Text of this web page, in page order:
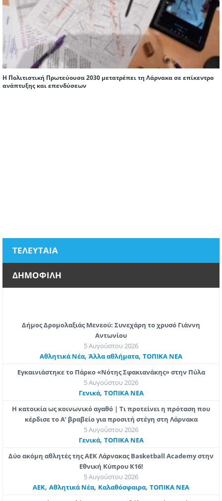
Η Πολιτιστική Πρωτεύουσα 2030 μετατρέπει τη Λάρνακα σε επίκεντρο
ανάπτυξης και επενδύσεων
ΤΕΛΕΥΤΑΙΑ
ΔΗΜΟΦΙΛΗ
Δήμος Δρομολαξιάς Μενεού: Συνεχάρη το χρυσό Γιάννη
Αντωνίου
5 Αυγούστου 2026
Αθλητικά Νέα,Άλλα αθλήματα, ΤΟΠΙΚΑ ΝΕΑ
Εγκαινιάστηκε το Πάρκο «Νότης Σφακιανάκης» στην Πύλα
5 Αυγούστου 2026
Γενικά, ΤΟΠΙΚΑ ΝΕΑ
Η κατοικία ως κοινωνικό αγαθό | Τι προτείνει η πρόταση που
κέρδισε το Α’ βραβείο για προσιτή στέγη στη Λάρνακα
5 Αυγούστου 2026
Γενικά, ΤΟΠΙΚΑ ΝΕΑ
Δύο ακόμη αθλητές της ΑΕΚ Λάρνακας Basketball Academy στην
Εθνική Κύπρου Κ16!
5 Αυγούστου 2026
ΑΕΚ, Αθλητικά Νέα, Καλαθόσφαιρα, ΤΟΠΙΚΑ ΝΕΑ